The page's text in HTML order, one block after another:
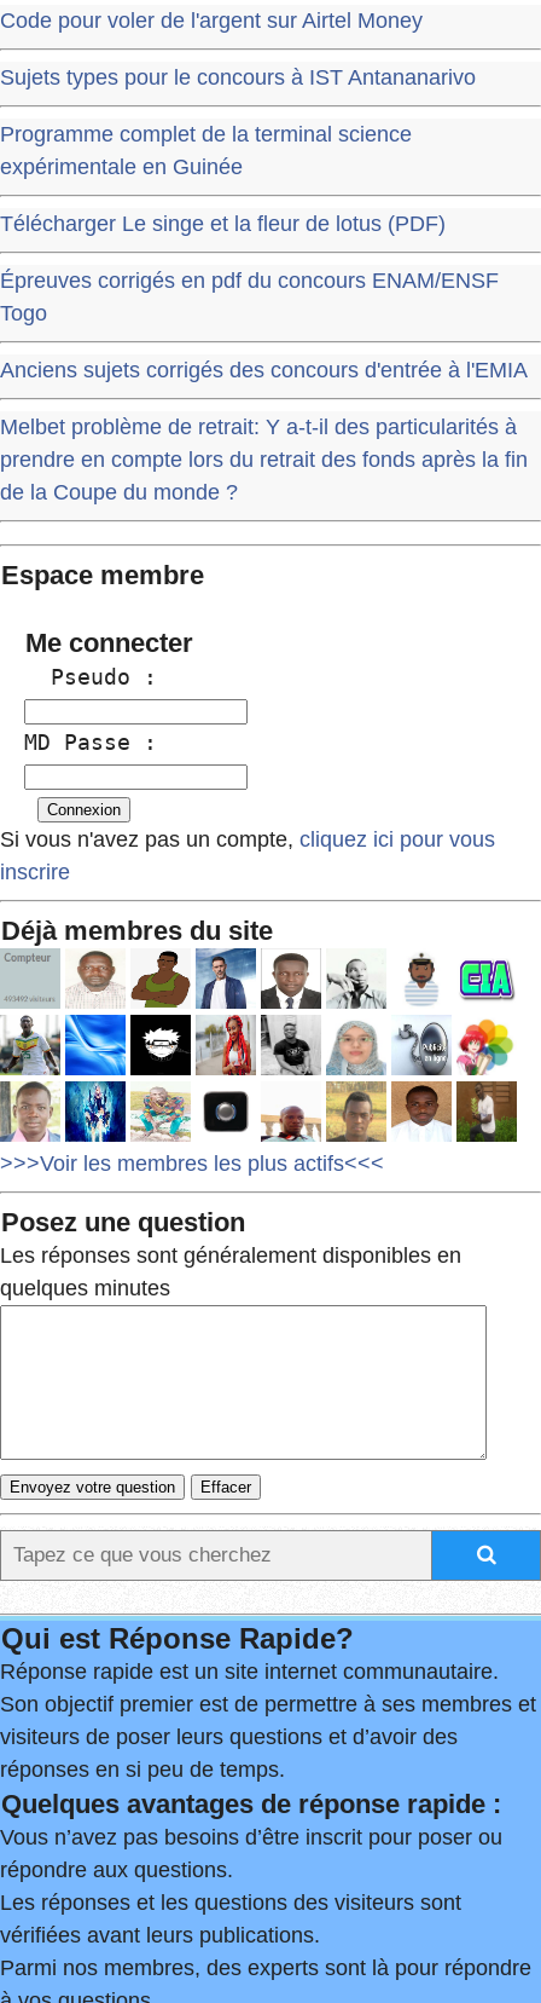
Code pour voler de l'argent sur Airtel Money
Sujets types pour le concours à IST Antananarivo
Programme complet de la terminal science
expérimentale en Guinée
Télécharger Le singe et la fleur de lotus (PDF)
Épreuves corrigés en pdf du concours ENAM/ENSF
Togo
Anciens sujets corrigés des concours d'entrée à l'EMIA
Melbet problème de retrait: Y a-t-il des particularités à
prendre en compte lors du retrait des fonds après la fin
de la Coupe du monde ?
Espace membre
Me connecter
  Pseudo :
MD Passe :
Si vous n'avez pas un compte, cliquez ici pour vous
inscrire
Déjà membres du site
>>>Voir les membres les plus actifs<<<
Posez une question
Les réponses sont généralement disponibles en
quelques minutes
Qui est Réponse Rapide?
Réponse rapide est un site internet communautaire.
Son objectif premier est de permettre à ses membres et
visiteurs de poser leurs questions et d’avoir des
réponses en si peu de temps.
Quelques avantages de réponse rapide :
Vous n’avez pas besoins d’être inscrit pour poser ou
répondre aux questions.
Les réponses et les questions des visiteurs sont
vérifiées avant leurs publications.
Parmi nos membres, des experts sont là pour répondre